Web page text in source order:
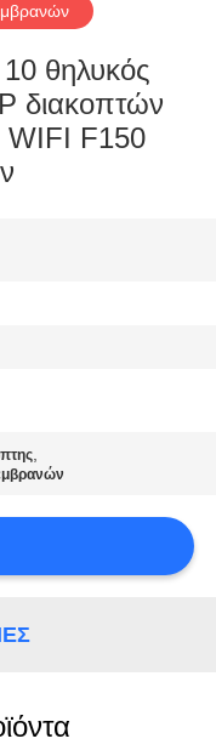
θηλυκός
διακοπτών
F150
,